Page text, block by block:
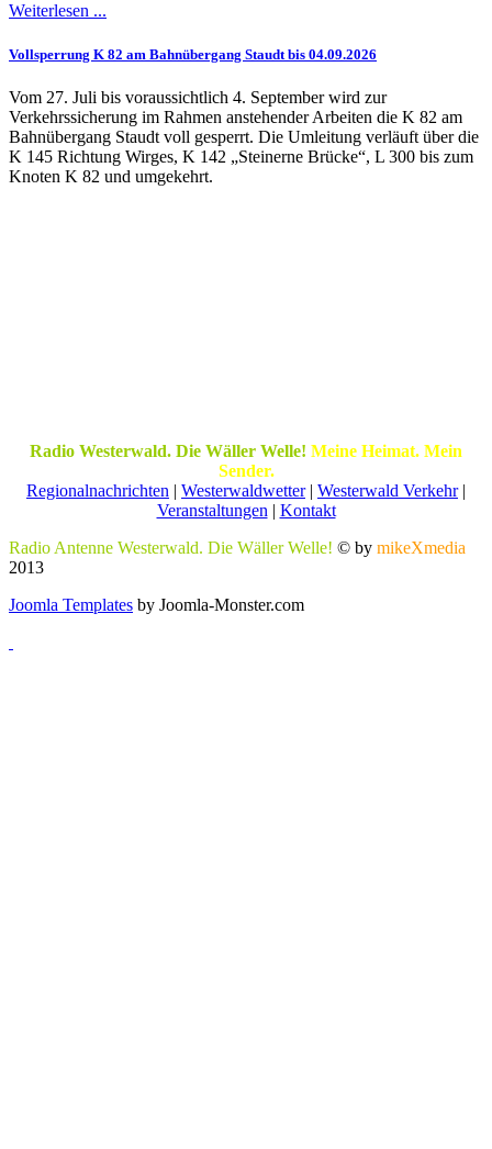
Weiterlesen ...
Vollsperrung K 82 am Bahnübergang Staudt bis 04.09.2026
Vom 27. Juli bis voraussichtlich 4. September wird zur
Verkehrssicherung im Rahmen anstehender Arbeiten die K 82 am
Bahnübergang Staudt voll gesperrt. Die Umleitung verläuft über die
K 145 Richtung Wirges, K 142 „Steinerne Brücke“, L 300 bis zum
Knoten K 82 und umgekehrt.
Radio Westerwald. Die Wäller Welle! Meine Heimat. Mein
Sender.
Regionalnachrichten | Westerwaldwetter| Westerwald Verkehr|
Veranstaltungen | Kontakt
Radio Antenne Westerwald. Die Wäller Welle! © by mikeXmedia
2013
Joomla Templates by Joomla-Monster.com